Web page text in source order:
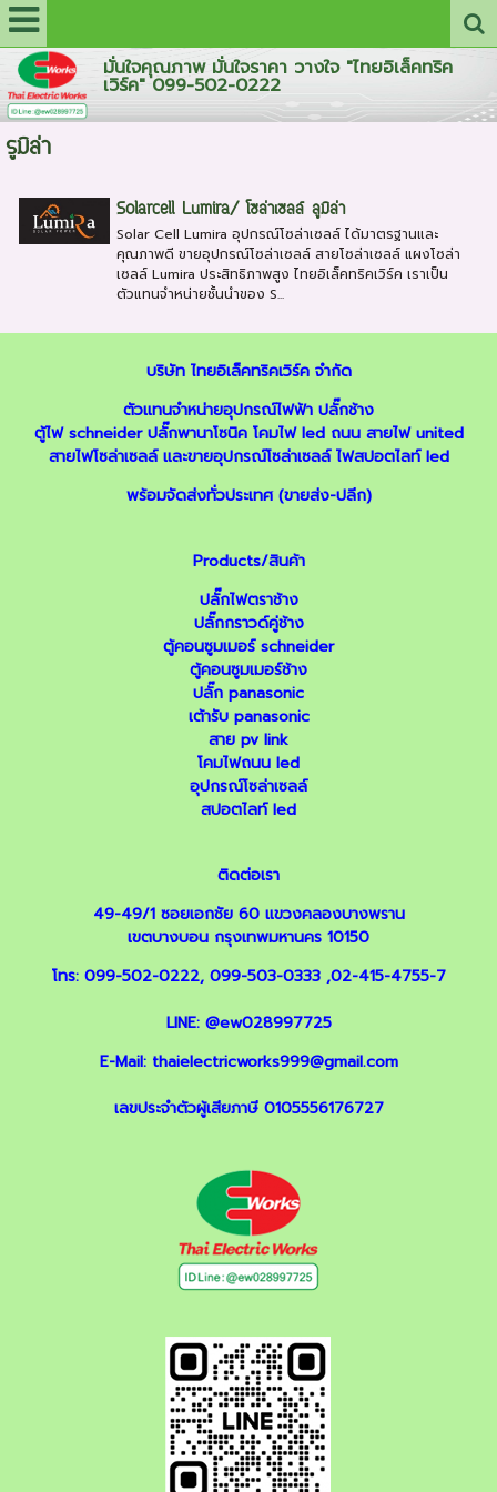
มั่นใจคุณภาพ มั่นใจราคา วางใจ "ไทยอิเล็คทริค
เวิร์ค" 099-502-0222
รูมิล่า
Solarcell Lumira/ โซล่าเซลล์ ลูมิล่า
Solar Cell Lumira อุปกรณ์โซล่าเซลล์ ได้มาตรฐานและ
คุณภาพดี ขายอุปกรณ์โซล่าเซลล์ สายโซล่าเซลล์ แผงโซล่า
เซลล์ Lumira ประสิทธิภาพสูง ไทยอิเล็คทริคเวิร์ค เราเป็น
ตัวแทนจำหน่ายชั้นนำของ S...
บริษัท ไทยอิเล็คทริคเวิร์ค จำกัด
ตัวแทนจำหน่ายอุปกรณ์ไฟฟ้า ปลั๊กช้าง
ตู้ไฟ schneider ปลั๊กพานาโซนิค โคมไฟ led ถนน สายไฟ united
สายไฟโซล่าเซลล์และขายอุปกรณ์โซล่าเซลล์ ไฟสปอตไลท์ led
พร้อมจัดส่งทั่วประเทศ (ขายส่ง-ปลีก)
Products/สินค้า
ปลั๊กไฟตราช้าง
ปลั๊กกราวด์คู่ช้าง
ตู้คอนซูมเมอร์ schneider
ตู้คอนซูมเมอร์ช้าง
ปลั๊ก panasonic
เต้ารับ panasonic
สาย pv link
โคมไฟถนน led
อุปกรณ์โซล่าเซลล์
สปอตไลท์ led
ติดต่อเรา
49-49/1 ซอยเอกชัย 60 แขวงคลองบางพราน
เขตบางบอน กรุงเทพมหานคร 10150
โทร: 099-502-0222, 099-503-0333,02-415-4755-7
LINE: @ew028997725
E-Mail: thaielectricworks999@gmail.com
เลขประจำตัวผู้เสียภาษี 0105556176727